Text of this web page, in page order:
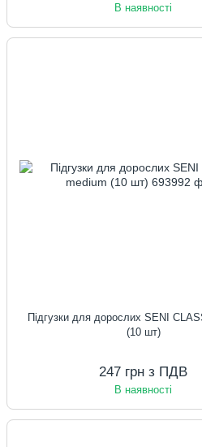
В наявності
Підгузки для дорослих SENI
(10 шт)
247 грн з ПДВ
В наявності